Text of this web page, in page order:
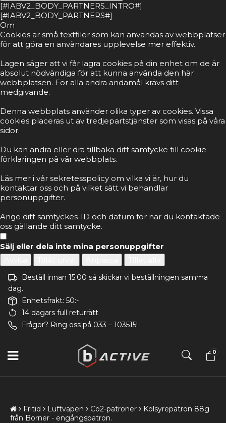
[#IABV2_BODY_PARTNERS_INTRO#]
[#IABV2_BODY_PARTNERS#]
Om
Cookies är små textfiler som kan användas av webbplatser
för att göra en användares upplevelse mer effektiv.
Lagen säger att vi får lagra cookies på din enhet om de är
absolut nödvändiga för att kunna använda den här
webbplatsen. För alla andra ändamål krävs ditt
medgivande.
Denna webbplats använder olika typer av cookies. Vissa
cookies placeras ut av tredjepartstjänster som visas på våra
sidor.
Du kan ändra eller dra tillbaka ditt samtycke till cookie-
förklaringen på vår webbplats.
Läs mer i vår sekretesspolicy om vilka vi är, hur du
kontaktar oss och på vilket sätt vi behandlar
personuppgifter.
Ange ditt samtyckes-ID och datum för när du kontaktade
oss gällande ditt samtycke.
Sälj eller dela inte mina personuppgifter
Beställ innan 15.00 så skickar vi beställningen samma
dag.
Enhetsfrakt: 50:-
14 dagars full returrätt
Frågor? Ring oss på 033 – 103515!
0
Fritid Luftvapen Co2-patroner
Kolsyrepatron 88g
från Borner - engångspatron.